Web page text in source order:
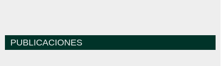
PUBLICACIONES